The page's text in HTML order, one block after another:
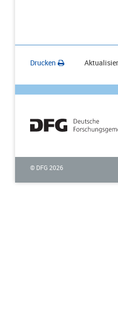
Drucken
© DFG 2026